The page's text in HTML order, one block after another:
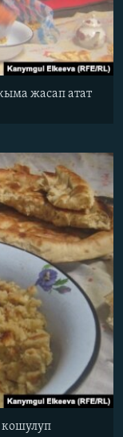
жасап атат